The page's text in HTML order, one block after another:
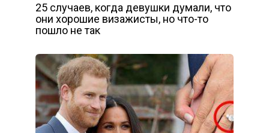
25 случаев, когда девушки думали, что
они хорошие визажисты, но что-то
пошло не так